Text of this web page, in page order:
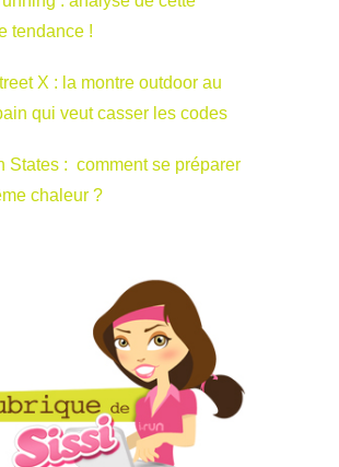
tendance !
X : la montre outdoor au
qui veut casser les codes
States : comment se préparer
chaleur ?